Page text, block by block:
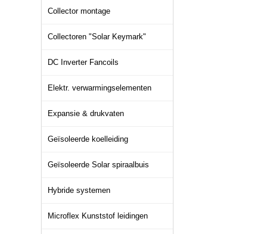
Collector montage
Collectoren "Solar Keymark"
DC Inverter Fancoils
Elektr. verwarmingselementen
Expansie & drukvaten
Geïsoleerde koelleiding
Geïsoleerde Solar spiraalbuis
Hybride systemen
Microflex Kunststof leidingen